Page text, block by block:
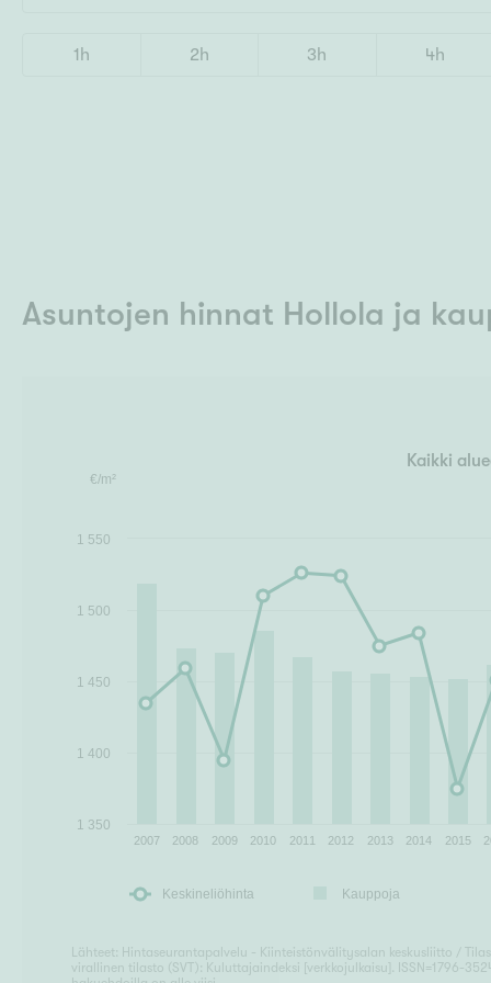
1h 2h 3h 4h
Asuntojen hinnat Hollola ja
€/m²
Kaikki
Keskineliöhinta Kauppoja
2007 2008 2009 2010 2011 2012 2013 2014 2015
1 350
1 400
1 450
1 500
1 550
Lähteet: Hintaseurantapalvelu - Kiinteistönvälitysalan keskusliitto /
virallinen tilasto (SVT): Kuluttajaindeksi [verkkojulkaisu]. ISSN=1796-